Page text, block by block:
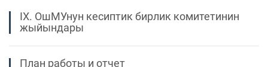
IX. ОшМУнун кесиптик бирлик комитетинин
жыйындары
План работы и отчет